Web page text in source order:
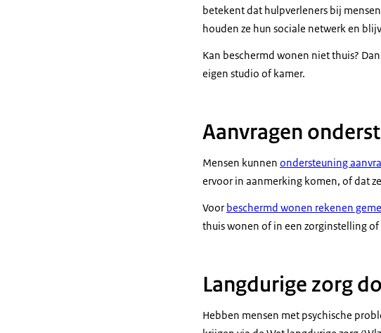
betekent dat hulpverleners bij
houden ze hun sociale netwerk en
Kan beschermd wonen niet thuis?
eigen studio of kamer.
Aanvragen
Mensen kunnen ondersteuning
ervoor in aanmerking komen, of dat
Voor beschermd wonen rekenen
thuis wonen of in een zorginstelling
Langdurige zorg
Hebben mensen met psychische